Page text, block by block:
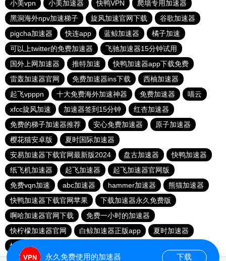
小美vpn
小美加速器 快鸭VPN
爬墙专用加速器
黑洞海外npv加速梯子
旋风加速官网下载
谷歌加速器
pigcha加速器
快连app 蓝鲸加速器
橘子加速
可以上twitter的免费加速器
飞驰加速器15分钟试用
国外上网加速器
推特加速
快鸭加速器app下载免费
雷轰加速器官网
免费加速器ins下载
西柚加速器
起飞vpppn
十大免费海外加速神器 免费加速器
喵云
xfcc旋风加速
加速器签到15分钟
红杏加速器
免费的梯子加速器推荐
安心免费加速器
原子加速器
樱花猫安卓版
夏时国际加速器
安易加速器下载官网最新版2024
盘古加速器
快鸭加速器
纸飞机加速器
起飞加速器
起飞加速器官网版
免费vqn加速
abc加速器 hammer加速器
熊猫加速器
快鸭加速器下载官网苹果
下载加速器永久免费版
啊哈加速器官网下载
免费一小时的加速器
快柠檬加速器官网
白鲸加速器正版app
夏时加速器
快鸭加速器下载官网安卓
永久免费使用的加速器 下载